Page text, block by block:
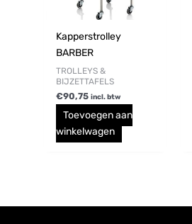
Kapperstrolley
BARBER
TROLLEYS &
BIJZETTAFELS
€90,75 incl. btw
Toevoegen aan
winkelwagen